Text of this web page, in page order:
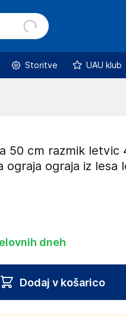
Storitve UAU klub
50 cm razmik
ograja ograja iz lesa
dneh
Dodaj v košarico